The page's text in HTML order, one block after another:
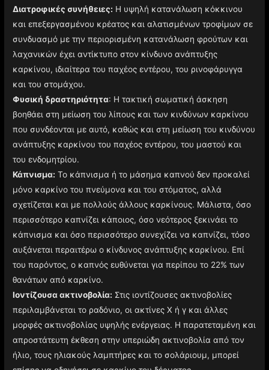
Διατροφικές συνήθειες: Η υψηλή κατανάλωση κόκκινου
και επεξεργασμένου κρέατος και αλατισμένων τροφίμων σε
συνδυασμό με την περιορισμένη κατανάλωση φρούτων και
λαχανικών έχει αντίκτυπο στον κίνδυνο ανάπτυξης
καρκίνου, ιδιαίτερα του παχέος εντέρου, του ρινοφάρυγγα
και του στομάχου.
Φυσική δραστηριότητα: Η τακτική σωματική άσκηση
βοηθάει στη μείωση του λίπους και των κινδύνων καρκίνου
που συνδέονται με αυτό, καθώς και στη μείωση του κινδύνου
ανάπτυξης καρκίνου του παχέος εντέρου, του μαστού και
του ενδομητρίου.
Κάπνισμα: Το κάπνισμα ή το μάσημα καπνού δεν προκαλεί
μόνο καρκίνο του πνεύμονα και του στόματος, αλλά
σχετίζεται και με πολλούς άλλους καρκίνους. Μάλιστα, όσο
περισσότερο καπνίζει κάποιος, όσο νεότερος ξεκινάει το
κάπνισμα και όσο περισσότερο συνεχίζει να καπνίζει, τόσο
αυξάνεται περαιτέρω ο κίνδυνος ανάπτυξης καρκίνου. Επί
του παρόντος, ο καπνός ευθύνεται για περίπου το 22% των
θανάτων από καρκίνο.
Ιοντίζουσα ακτινοβολία: Στις ιοντίζουσες ακτινοβολίες
περιλαμβάνεται το ραδόνιο, οι ακτίνες Χ ή γ και άλλες
μορφές ακτινοβολίας υψηλής ενέργειας. Η παρατεταμένη και
απροστάτευτη έκθεση στην υπεριώδη ακτινοβολία από τον
ήλιο, τους ηλιακούς λαμπτήρες και το σολάριουμ, μπορεί